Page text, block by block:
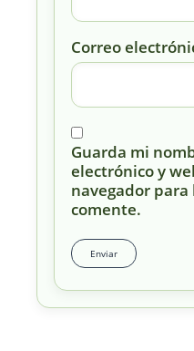
Correo
Guarda mi
electrónico y
navegador
comente.